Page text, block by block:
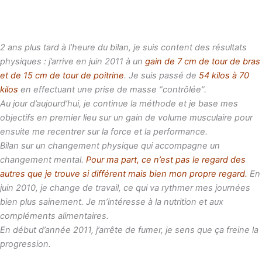
2 ans plus tard à l’heure du bilan, je suis content des résultats
physiques : j’arrive en juin 2011 à un gain de 7 cm de tour de bras
et de 15 cm de tour de poitrine. Je suis passé de 54 kilos à 70
kilos en effectuant une prise de masse “contrôlée”.
Au jour d’aujourd’hui, je continue la méthode et je base mes
objectifs en premier lieu sur un gain de volume musculaire pour
ensuite me recentrer sur la force et la performance.
Bilan sur un changement physique qui accompagne un
changement mental. Pour ma part, ce n’est pas le regard des
autres que je trouve si différent mais bien mon propre regard. En
juin 2010, je change de travail, ce qui va rythmer mes journées
bien plus sainement. Je m’intéresse à la nutrition et aux
compléments alimentaires.
En début d’année 2011, j’arrête de fumer, je sens que ça freine la
progression.